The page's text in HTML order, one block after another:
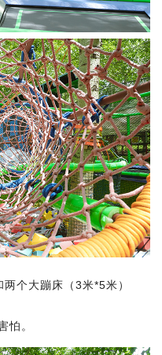
个大蹦床（3米*5米）
怕。